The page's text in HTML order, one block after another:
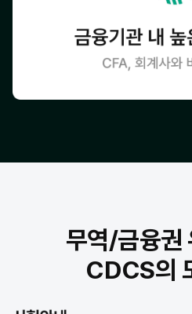
무역/금융권
CDCS의